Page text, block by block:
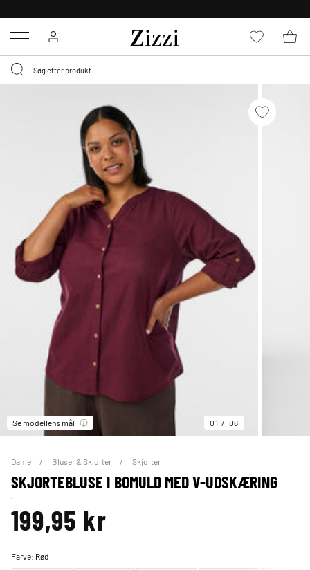
Menu
Se modellens mål 01 06
Dame Bluser & Skjorter Skjorter
SKJORTEBLUSE I BOMULD MED V-UDSKÆRING
199,95 kr
Farve: Rød